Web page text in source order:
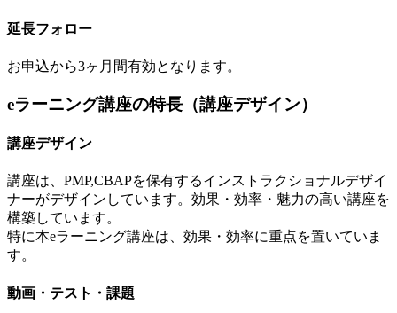
延長フォロー
お申込から3ヶ月間有効となります。
eラーニング講座の特長（講座デザイン）
講座デザイン
講座は、PMP,CBAPを保有するインストラクショナルデザイ
ナーがデザインしています。効果・効率・魅力の高い講座を
構築しています。
特に本eラーニング講座は、効果・効率に重点を置いていま
す。
動画・テスト・課題